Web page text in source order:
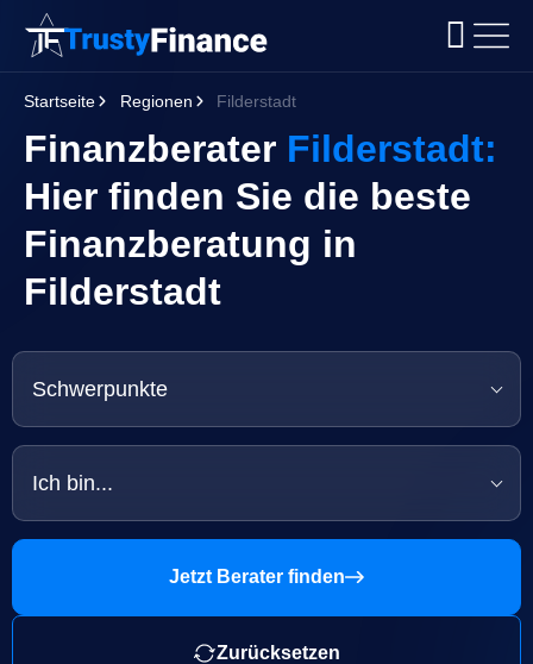
Startseite Regionen Filderstadt
Finanzberater Filderstadt:
Hier finden Sie die beste
Finanzberatung in
Filderstadt
Schwerpunkte
Ich bin...
Jetzt Berater finden
Zurücksetzen